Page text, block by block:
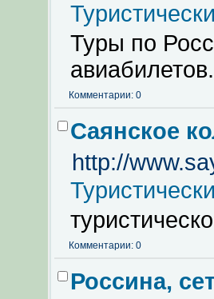
Туры по
авиабилетов.
Комментарии: 0
Саянское
http://
Комментарии: 0
Россина,